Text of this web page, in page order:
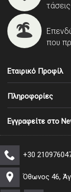
που
Εταιρικό Προφίλ
Πληροφορίες
Εγγραφείτε στο
+30
Όθωνος 46,